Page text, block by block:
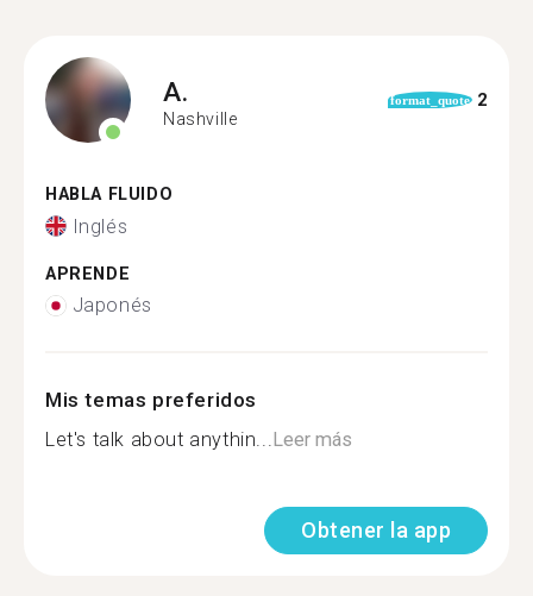
A.
Nashville
format_quote 2
HABLA FLUIDO
Inglés
APRENDE
Japonés
Mis temas preferidos
Let's talk about anythin...Leer más
Obtener la app